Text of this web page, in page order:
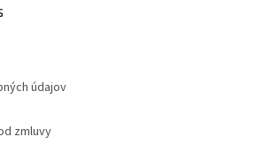
údajov
zmluvy